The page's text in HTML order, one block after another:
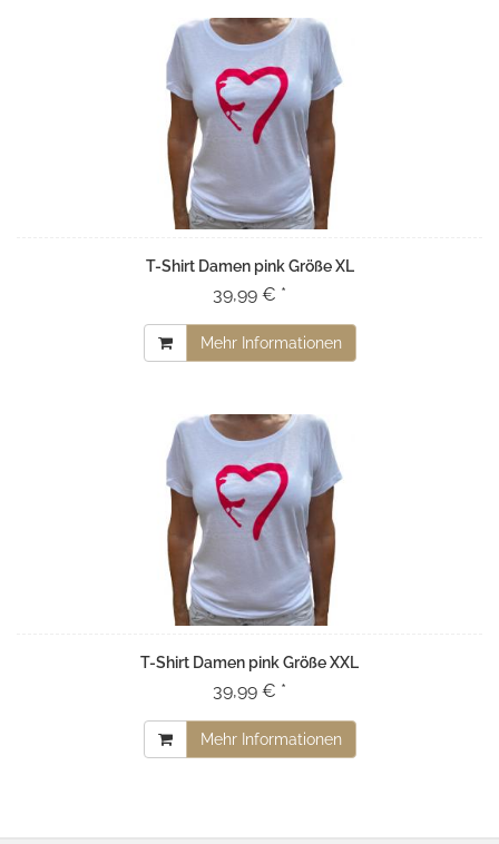
T-Shirt Damen pink Größe XL
39,99 € *
Mehr Informationen
T-Shirt Damen pink Größe XXL
39,99 € *
Mehr Informationen